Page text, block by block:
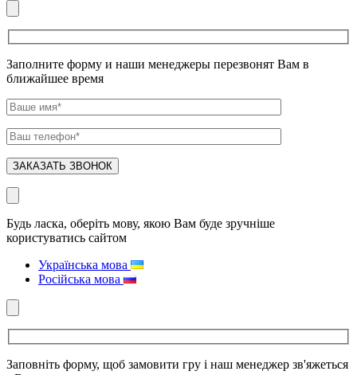
Заполните форму и наши менеджеры перезвонят Вам в
ближайшее время
Будь ласка, оберіть мову, якою Вам буде зручніше
користуватись сайтом
Українська мова
Російська мова
Заповніть форму, щоб замовити гру і наш менеджер зв'яжеться